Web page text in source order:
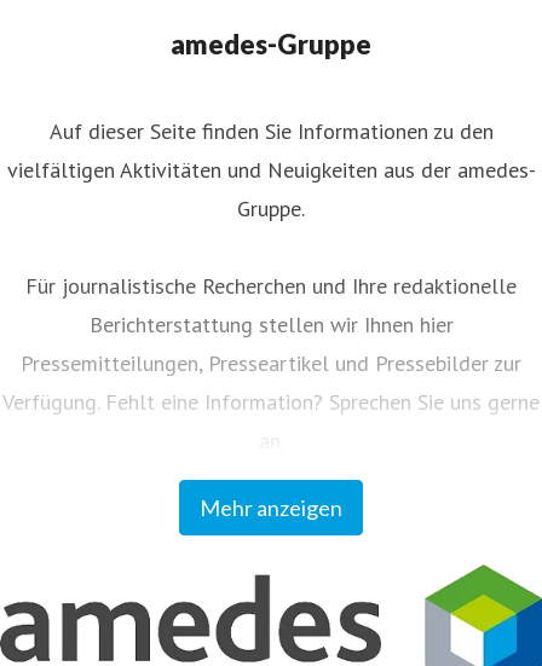
+49 172 166 08 43
amedes-Gruppe
Mehr anzeigen
Auf dieser Seite finden Sie Informationen zu den
vielfältigen Aktivitäten und Neuigkeiten aus der amedes-
Gruppe.
Für journalistische Recherchen und Ihre redaktionelle
Berichterstattung stellen wir Ihnen hier
Pressemitteilungen, Presseartikel und Pressebilder zur
Verfügung. Fehlt eine Information? Sprechen Sie uns gerne
Unser Kundenmagazin "amedes update" informiert
aus dem Unternehmen. Sie können das Magazin auf
www.amedes-group.com abonnieren.